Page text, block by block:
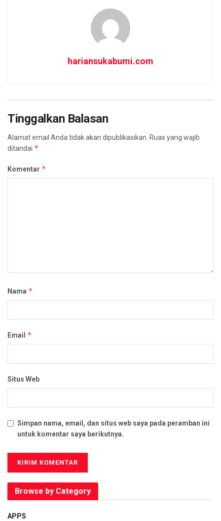
hariansukabumi.com
Tinggalkan Balasan
Alamat email Anda tidak akan dipublikasikan. Ruas yang wajib
ditandai *
Komentar *
Nama *
Email *
Situs Web
Simpan nama, email, dan situs web saya pada peramban ini
untuk komentar saya berikutnya.
Browse by Category
APPS